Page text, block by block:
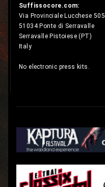
Suffissocore.com:
Via Provinciale Lucchese 505
51034 Ponte di Serravalle
Serravalle Pistoiese (PT)
Italy
No electronic press kits.